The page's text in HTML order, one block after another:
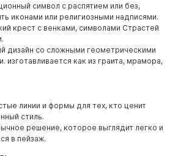
символ с распятием или без,
иконами или религиозными надписями.
крест с венками, символами Страстей
дизайн со сложными геометрическими
изготавливается как из граита, мрамора,
линии и формы для тех, кто ценит
стиль.
решение, которое выглядит легко и
в пейзаж.